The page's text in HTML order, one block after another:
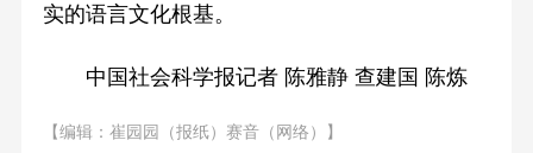
实的语言文化根基。
中国社会科学报记者 陈雅静 查建国 陈炼
【编辑：崔园园（报纸）赛音（网络）】